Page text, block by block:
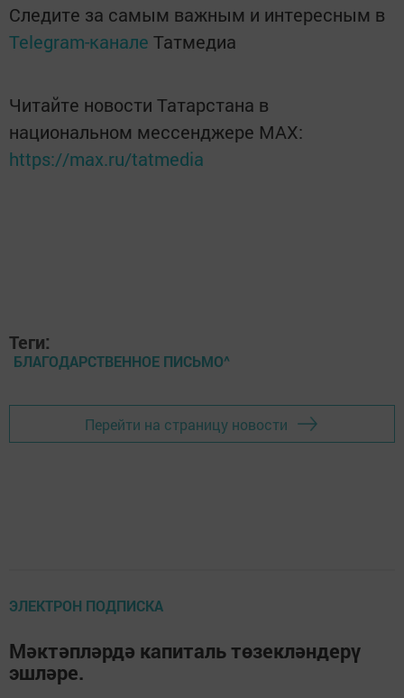
Следите за самым важным и интересным в
Telegram-канале Татмедиа
Читайте новости Татарстана в
национальном мессенджере MАХ:
https://max.ru/tatmedia
Теги:
БЛАГОДАРСТВЕННОЕ ПИСЬМО^
Перейти на страницу новости
ЭЛЕКТРОН ПОДПИСКА
Мәктәпләрдә капиталь төзекләндерү
эшләре.